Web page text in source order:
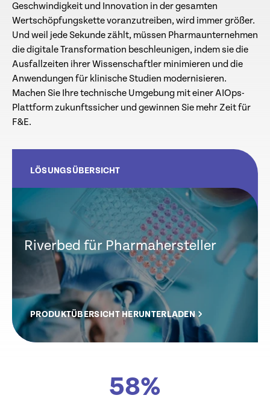
Geschwindigkeit und Innovation in der gesamten
Wertschöpfungskette voranzutreiben, wird immer größer.
Und weil jede Sekunde zählt, müssen Pharmaunternehmen
die digitale Transformation beschleunigen, indem sie die
Ausfallzeiten ihrer Wissenschaftler minimieren und die
Anwendungen für klinische Studien modernisieren.
Machen Sie Ihre technische Umgebung mit einer AIOps-
Plattform zukunftssicher und gewinnen Sie mehr Zeit für
F&E.
LÖSUNGSÜBERSICHT
Riverbed für Pharmahersteller
PRODUKTÜBERSICHT HERUNTERLADEN
58%